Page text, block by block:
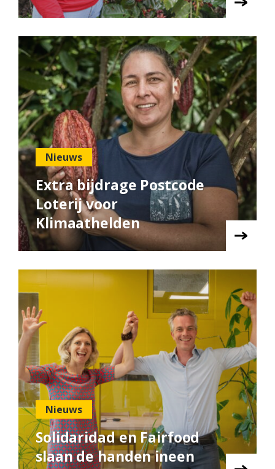
Nieuws
Extra bijdrage Postcode
Loterij voor
Klimaathelden
Nieuws
Solidaridad en Fairfood
slaan de handen ineen